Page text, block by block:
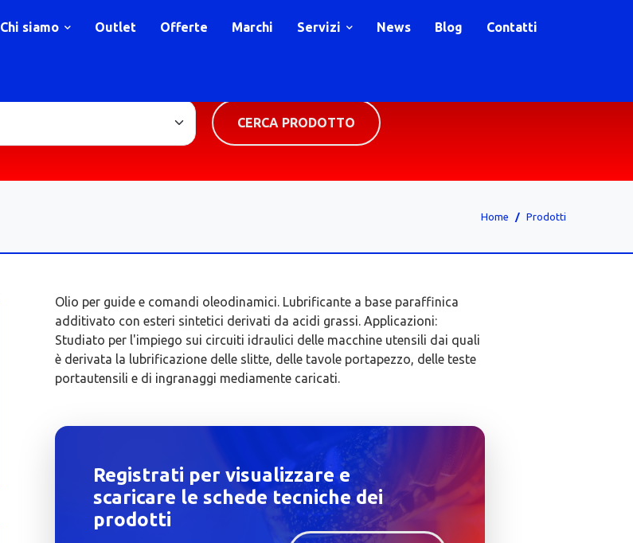
Chi siamo Outlet Offerte Marchi Servizi News Blog Contatti
CERCA PRODOTTO
Home Prodotti
Olio per guide e comandi oleodinamici. Lubrificante a base paraffinica
additivato con esteri sintetici derivati da acidi grassi. Applicazioni:
Studiato per l'impiego sui circuiti idraulici delle macchine utensili dai quali
è derivata la lubrificazione delle slitte, delle tavole portapezzo, delle teste
portautensili e di ingranaggi mediamente caricati.
Registrati per visualizzare e
scaricare le schede tecniche dei
prodotti